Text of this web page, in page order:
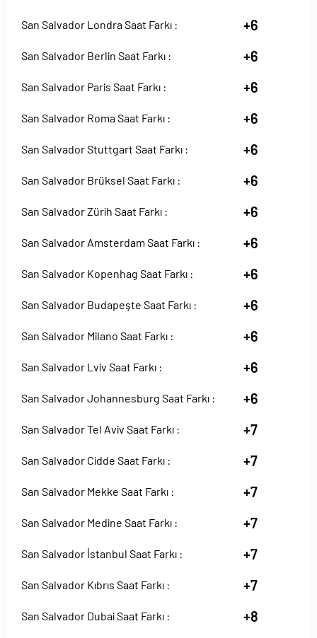
San Salvador Londra Saat Farkı : +6
San Salvador Berlin Saat Farkı : +6
San Salvador Paris Saat Farkı : +6
San Salvador Roma Saat Farkı : +6
San Salvador Stuttgart Saat Farkı : +6
San Salvador Brüksel Saat Farkı : +6
San Salvador Zürih Saat Farkı : +6
San Salvador Amsterdam Saat Farkı : +6
San Salvador Kopenhag Saat Farkı : +6
San Salvador Budapeşte Saat Farkı : +6
San Salvador Milano Saat Farkı : +6
San Salvador Lviv Saat Farkı : +6
San Salvador Johannesburg Saat Farkı : +6
San Salvador Tel Aviv Saat Farkı : +7
San Salvador Cidde Saat Farkı : +7
San Salvador Mekke Saat Farkı : +7
San Salvador Medine Saat Farkı : +7
San Salvador İstanbul Saat Farkı : +7
San Salvador Kıbrıs Saat Farkı : +7
San Salvador Dubai Saat Farkı : +8